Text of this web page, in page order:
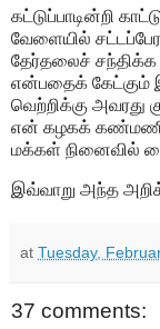
கட்டுப்பாடின்றி
வேளையில்
தேர்தலைச் சந்திக்க
என்பதைக் கேட்கும்
வெற்றிக்கு அவரது
என் கழகக்
மக்கள் நினைவில்
இவ்வாறு அந்த
at Tuesday,
37 comments: